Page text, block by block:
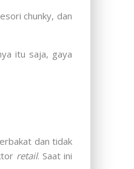
chunky, dan
itu saja, gaya
dan tidak
retail. Saat ini